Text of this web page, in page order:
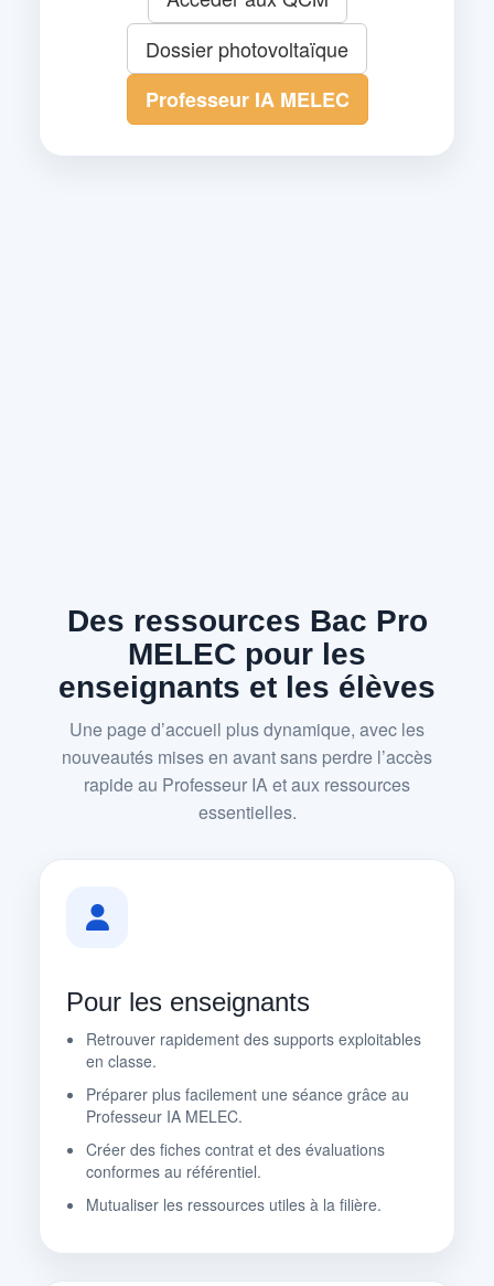
Dossier photovoltaïque
Professeur IA MELEC
Des ressources Bac Pro
MELEC pour les
enseignants et les élèves
Une page d’accueil plus dynamique, avec les
nouveautés mises en avant sans perdre l’accès
rapide au Professeur IA et aux ressources
essentielles.
Pour les enseignants
Retrouver rapidement des supports exploitables
en classe.
Préparer plus facilement une séance grâce au
Professeur IA MELEC.
Créer des fiches contrat et des évaluations
conformes au référentiel.
Mutualiser les ressources utiles à la filière.